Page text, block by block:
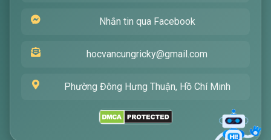
Biên soạn nội dung
Nhắn tin qua Facebook
hocvancungricky@gmail.com
Phường Đông Hưng Thuận, Hồ Chí Minh